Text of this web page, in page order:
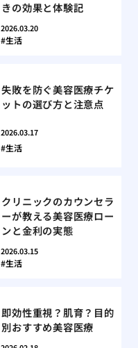
きの効果と体験記
2026.03.20
生活
失敗を防ぐ美容医療チケ
ットの選び方と注意点
2026.03.17
生活
クリニックのカウンセラ
ーが教える美容医療ロー
ンと金利の実態
2026.03.15
生活
即効性重視？肌育？目的
別おすすめ美容医療